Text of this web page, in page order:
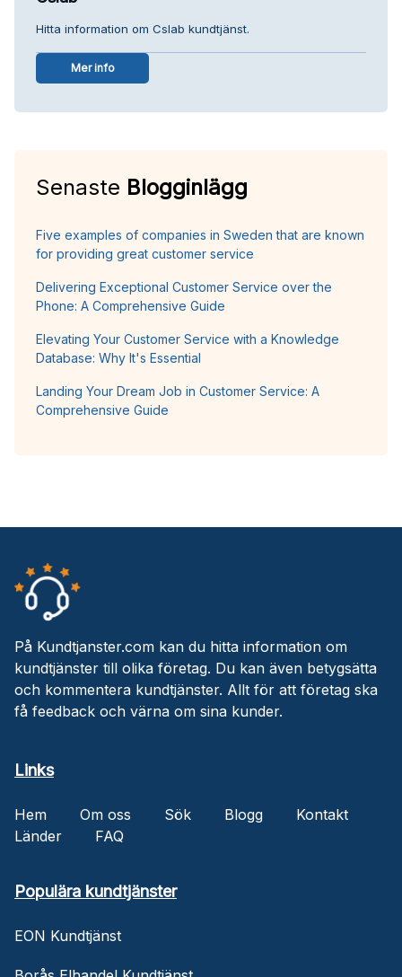
Hitta information om Cslab kundtjänst.
Mer info
Senaste Blogginlägg
Five examples of companies in Sweden that are known
for providing great customer service
Delivering Exceptional Customer Service over the
Phone: A Comprehensive Guide
Elevating Your Customer Service with a Knowledge
Database: Why It's Essential
Landing Your Dream Job in Customer Service: A
Comprehensive Guide
På Kundtjanster.com kan du hitta information om
kundtjänster till olika företag. Du kan även betygsätta
och kommentera kundtjänster. Allt för att företag ska
få feedback och värna om sina kunder.
Links
Hem Om oss Sök Blogg
Kontakt
Länder
FAQ
Populära kundtjänster
EON Kundtjänst